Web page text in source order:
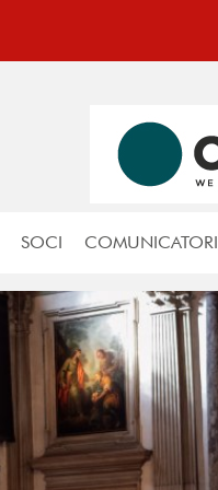
SOCI COMUNICATORI